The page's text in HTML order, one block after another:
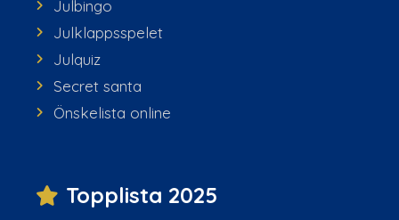
Julbingo
Julklappsspelet
Julquiz
Secret santa
Önskelista online
Topplista 2025